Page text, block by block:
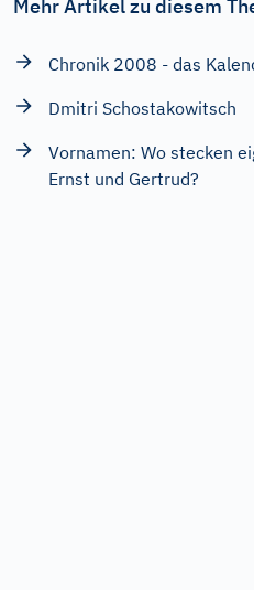
Mehr Artikel zu diesem
Chronik 2008 - das
Dmitri Schostakowitsch
Vornamen: Wo stecken
Ernst und Gertrud?